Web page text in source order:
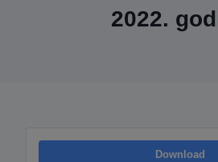
2022.
Download